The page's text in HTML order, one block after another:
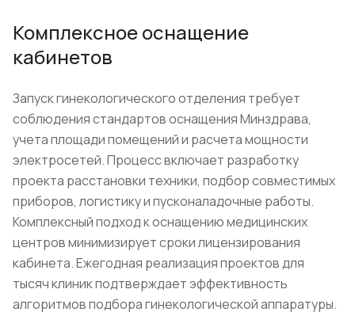
Комплексное оснащение
кабинетов
Запуск гинекологического отделения требует
соблюдения стандартов оснащения Минздрава,
учета площади помещений и расчета мощности
электросетей. Процесс включает разработку
проекта расстановки техники, подбор совместимых
приборов, логистику и пусконаладочные работы.
Комплексный подход к оснащению медицинских
центров минимизирует сроки лицензирования
кабинета. Ежегодная реализация проектов для
тысяч клиник подтверждает эффективность
алгоритмов подбора гинекологической аппаратуры.